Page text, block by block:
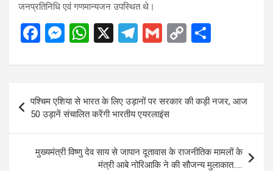
जनप्रतिनिधि एवं गणमान्यजन उपस्थित थे।
F
ce
o
o
k
M
se
g
er
W
at
A
p
p
X
T
e
gr
a
m
G
ail
C
py
Li
n
k
ar
navigation
पश्चिम एशिया से भारत के लिए उड़ानों पर सरकार की कड़ी नजर, आज
50 उड़ानें संचालित करेंगी भारतीय एयरलाइंस
मुख्यमंत्री विष्णु देव साय से जापान दूतावास के राजनीतिक मामलों के
मंत्री आबे नोरिआकि ने की सौजन्य मुलाकात…..